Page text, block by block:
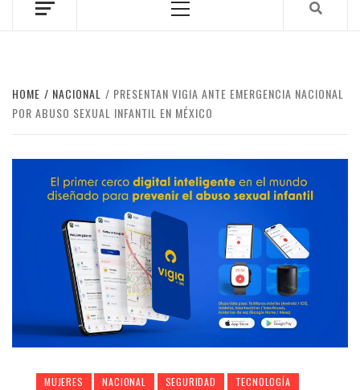
Menu
HOME NACIONAL
PRESENTAN VIGIA ANTE EMERGENCIA NACIONAL
POR ABUSO SEXUAL INFANTIL EN MÉXICO
MUJERES NACIONAL SEGURIDAD TECNOLOGÍA